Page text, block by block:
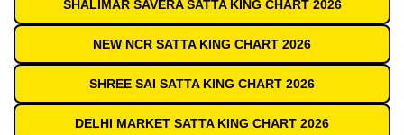
SHALIMAR SAVERA SATTA KING CHART 2026
NEW NCR SATTA KING CHART 2026
SHREE SAI SATTA KING CHART 2026
DELHI MARKET SATTA KING CHART 2026